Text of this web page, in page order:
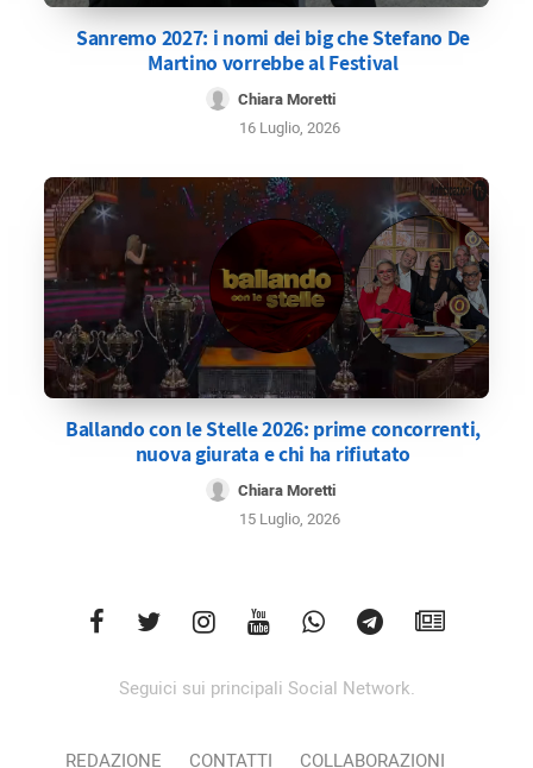
Sanremo 2027: i nomi dei big che Stefano De
Martino vorrebbe al Festival
Chiara Moretti
16 Luglio, 2026
Ballando con le Stelle 2026: prime concorrenti,
nuova giurata e chi ha rifiutato
Chiara Moretti
15 Luglio, 2026
Seguici sui principali Social Network.
REDAZIONE CONTATTI COLLABORAZIONI